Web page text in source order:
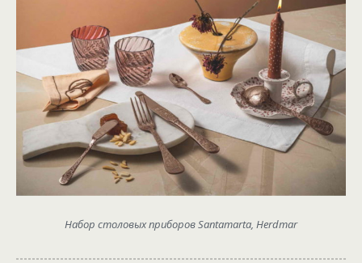
Набор столовых приборов Santamarta, Herdmar